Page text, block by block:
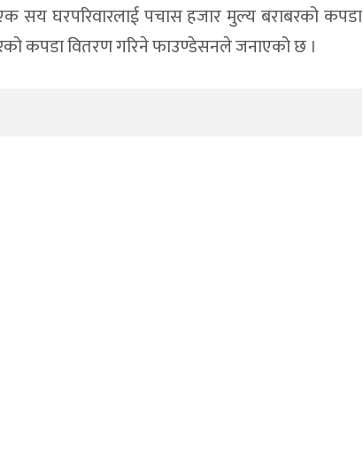
सय घरपरिवारलाई पचास हजार मुल्य बराबरको कपडा
कपडा वितरण गरिने फाउण्डेसनले जनाएको छ ।